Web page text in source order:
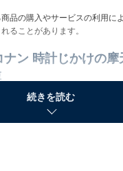
品の購入やサービスの利用に
ることがあります。
ン 時計じかけの摩
続きを読む